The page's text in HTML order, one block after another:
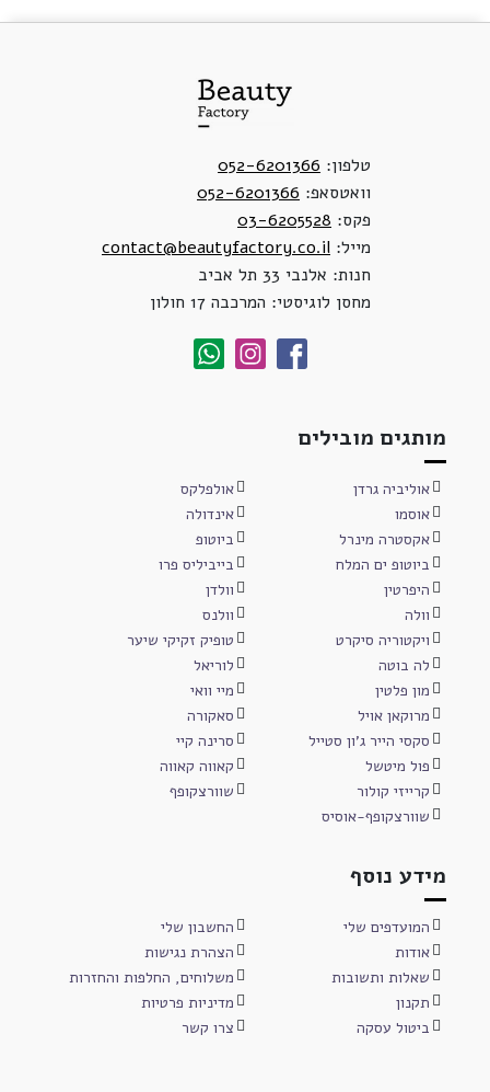
טלפון: 052-6201366
וואטסאפ: 052-6201366
פקס: 03-6205528
מייל: contact@beautyfactory.co.il
חנות: אלנבי 33 תל אביב
מחסן לוגיסטי: המרכבה 17 חולון
מותגים מובילים
אוליביה גרדן
אולפלקס
אוסמו
אינדולה
אקסטרה מינרל
ביוטופ
ביוטופ ים המלח
בייביליס פרו
היפרטין
וולדן
וולה
וולנס
ויקטוריה סיקרט
טופיק זקיקי שיער
לה בוטה
לוריאל
מון פלטין
מיי וואי
מרוקאן אויל
סאקורה
סקסי הייר ג'ון סטייל
סרינה קיי
פול מיטשל
קאווה קאווה
קרייזי קולור
שוורצקופף
שוורצקופף-אוסיס
מידע נוסף
המועדפים שלי
החשבון שלי
אודות
הצהרת נגישות
שאלות ותשובות
משלוחים, החלפות והחזרות
תקנון
מדיניות פרטיות
ביטול עסקה
צרו קשר